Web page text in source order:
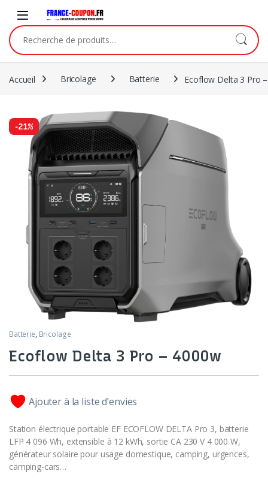
Accueil Bricolage Batterie Ecoflow Delta 3 Pro
-21%
Batterie, Bricolage
Ecoflow Delta 3 Pro – 4000w
Ajouter à la liste d’envies
Station électrique portable EF ECOFLOW DELTA Pro 3, batterie
LFP 4 096 Wh, extensible à 12 kWh, sortie CA 230 V 4 000 W,
générateur solaire pour usage domestique, camping, urgences,
camping-cars…